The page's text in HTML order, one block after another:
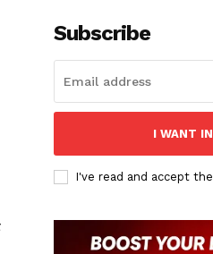
Subscribe
I WANT IN
I've read and accept the